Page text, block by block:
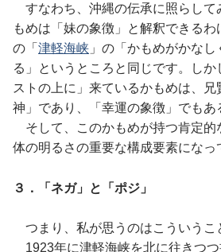
すなわち、沖縄の伝承に照らして
もめは「妹の象徴」と解釈できる
の「 津軽海峡 」の「かもめがかな
る」というところと同じです。し
ストの上に」来ているかもめは、
神」であり、「幸運の象徴」でもあ
そして、このかもめが持つ肯定的
体の明るさの重要な構成要素になっ
３．「ネガ」と「ポジ」
つまり、私が思うのはこういうこ
1923年に津軽海峡を北に往きつつ